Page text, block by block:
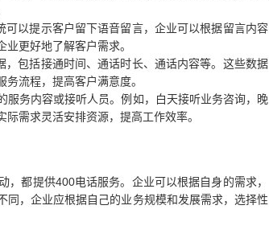
以提示客户留下语音留言，企业可以根据留言内容
更好地了解客户需求。
包括接通时间、通话时长、通话内容等。这些数据
流程，提高客户满意度。
务内容或接听人员。例如，白天接听业务咨询，晚
需求灵活安排资源，提高工作效率。
都提供400电话服务。企业可以根据自身的需求，
，企业应根据自己的业务规模和发展需求，选择性